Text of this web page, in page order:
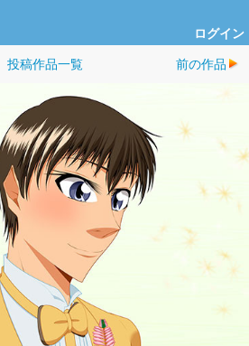
ログイン
投稿作品一覧 前の作品